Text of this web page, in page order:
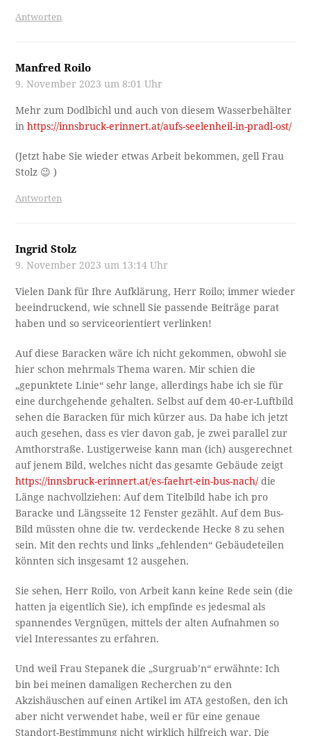
Antworten
Manfred Roilo
9. November 2023 um 8:01 Uhr
Mehr zum Dodlbichl und auch von diesem Wasserbehälter
inhttps://innsbruck-erinnert.at/aufs-seelenheil-in-pradl-ost/
(Jetzt habe Sie wieder etwas Arbeit bekommen, gell Frau
Stolz 😉 )
Antworten
Ingrid Stolz
9. November 2023 um 13:14 Uhr
Vielen Dank für Ihre Aufklärung, Herr Roilo; immer wieder
beeindruckend, wie schnell Sie passende Beiträge parat
haben und so serviceorientiert verlinken!
Auf diese Baracken wäre ich nicht gekommen, obwohl sie
hier schon mehrmals Thema waren. Mir schien die
„gepunktete Linie“ sehr lange, allerdings habe ich sie für
eine durchgehende gehalten. Selbst auf dem 40-er-Luftbild
sehen die Baracken für mich kürzer aus. Da habe ich jetzt
auch gesehen, dass es vier davon gab, je zwei parallel zur
Amthorstraße. Lustigerweise kann man (ich) ausgerechnet
auf jenem Bild, welches nicht das gesamte Gebäude zeigt
https://innsbruck-erinnert.at/es-faehrt-ein-bus-nach/ die
Länge nachvollziehen: Auf dem Titelbild habe ich pro
Baracke und Längsseite 12 Fenster gezählt. Auf dem Bus-
Bild müssten ohne die tw. verdeckende Hecke 8 zu sehen
sein. Mit den rechts und links „fehlenden“ Gebäudeteilen
könnten sich insgesamt 12 ausgehen.
Sie sehen, Herr Roilo, von Arbeit kann keine Rede sein (die
hatten ja eigentlich Sie), ich empfinde es jedesmal als
spannendes Vergnügen, mittels der alten Aufnahmen so
viel Interessantes zu erfahren.
Und weil Frau Stepanek die „Surgruab’n“ erwähnte: Ich
bin bei meinen damaligen Recherchen zu den
Akzishäuschen auf einen Artikel im ATA gestoßen, den ich
aber nicht verwendet habe, weil er für eine genaue
Standort-Bestimmung nicht wirklich hilfreich war. Die